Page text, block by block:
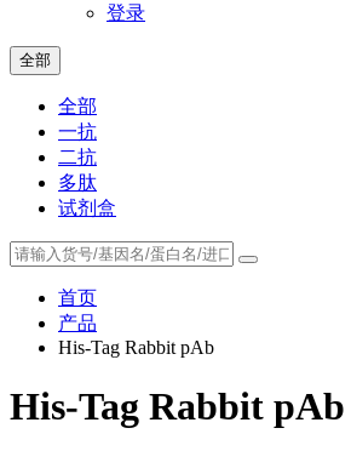
登录
全部
全部
一抗
二抗
多肽
试剂盒
首页
产品
His-Tag Rabbit pAb
His-Tag Rabbit pAb